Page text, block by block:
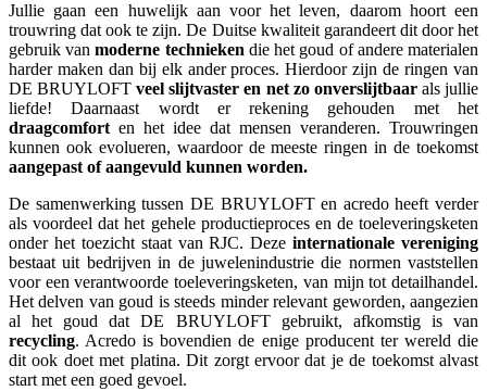
Jullie gaan een huwelijk aan voor het leven, daarom hoort een
trouwring dat ook te zijn. De Duitse kwaliteit garandeert dit door het
gebruik van moderne technieken die het goud of andere materialen
harder maken dan bij elk ander proces. Hierdoor zijn de ringen van
DE BRUYLOFTveel slijtvaster en net zo onverslijtbaarals jullie
liefde! Daarnaast wordt er rekening gehouden met het
draagcomfort en het idee dat mensen veranderen. Trouwringen
kunnen ook evolueren, waardoor de meeste ringen in de toekomst
aangepast of aangevuld kunnen worden.
De samenwerking tussen DE BRUYLOFT en acredo heeft verder
als voordeel dat het gehele productieproces en de toeleveringsketen
onder het toezicht staat van RJC. Dezeinternationale vereniging
bestaat uit bedrijven in de juwelenindustrie die normen vaststellen
voor een verantwoorde toeleveringsketen, van mijn tot detailhandel.
Het delven van goud is steeds minder relevant geworden, aangezien
al het goud dat DE BRUYLOFT gebruikt, afkomstig is van
recycling. Acredo is bovendien de enige producent ter wereld die
dit ook doet met platina. Dit zorgt ervoor dat je de toekomst alvast
start met een goed gevoel.